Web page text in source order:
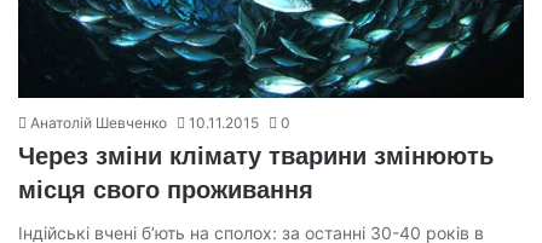
Анатолій Шевченко 10.11.2015 0
Через зміни клімату тварини змінюють
місця свого проживання
Індійські вчені б’ють на сполох: за останні 30-40 років в